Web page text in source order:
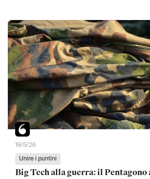
19/5/26
Unire i puntini
Big Tech alla guerra: il Pentagono